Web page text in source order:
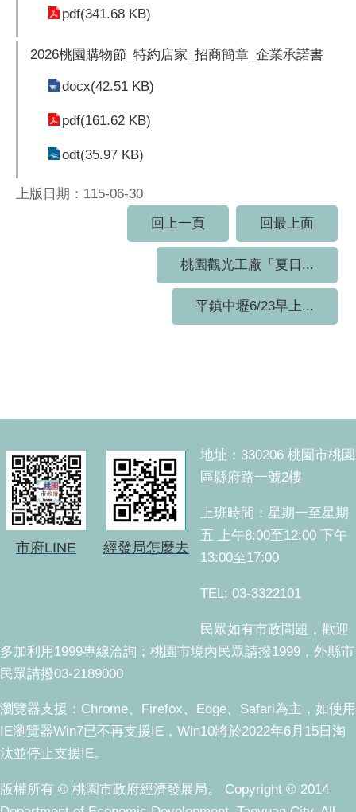
pdf(341.68 KB)
2026桃園購物節_特約店家_招商簡章_企業承諾書
docx(42.51 KB)
pdf(161.62 KB)
odt(35.97 KB)
上版日期：115-06-30
回上一頁
回最上面
桃園觀光工廠「夏日...
平鎮中壢6/23早上...
:::
市府LINE 經發局怎麼去
地址：330206 桃園市桃園
區縣府路一號2樓
上班時間：星期一至星期
五 上午8:00至12:00 下午
13:00至17:00
TEL: 03-3322101
民眾如有市政問題，歡迎
多加利用1999專線洽詢；桃園市境內民眾請撥1999，外縣市
民眾請撥03-2189000
瀏覽器支援：Chrome、Firefox、Edge、Safari為主，如使用
IE瀏覽器Win7已不再支援IE，Win10將於2022年6月15日淘
汰並停止支援IE。
版權所有 © 桃園市政府經濟發展局。 Copyright © 2014